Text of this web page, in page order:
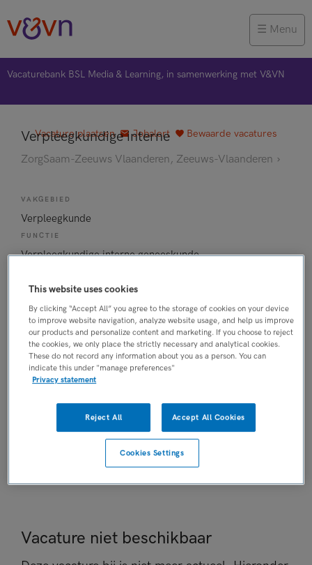
Menu
Vacaturebank BSL Media & Learning, in samenwerking met V&VN
Vacature plaatsen Jobalert Bewaarde vacatures
Verpleegkundige interne
ZorgSaam-Zeeuws Vlaanderen, Zeeuws-Vlaanderen
VAKGEBIED
Verpleegkunde
FUNCTIE
Verpleegkundige interne geneeskunde
Ziekenhuis
AANSTELLING
Tijdelijk dienstverband
PLAATSINGSDATUM
12 september 2025
NIVEAU
Niet nader bepaald
Niet nader bepaald
Vacature niet beschikbaar
This website uses cookies
By clicking “Accept All” you agree to the storage of cookies on your device
to improve website navigation, analyze website usage, and help us improve
our products and personalize content and marketing. If you choose to reject
the cookies, we only place the strictly necessary and analytical cookies.
These do not record any information about you as a person. You can
indicate this under "manage preferences"
Privacy statement
Reject All Accept All Cookies
Cookies Settings